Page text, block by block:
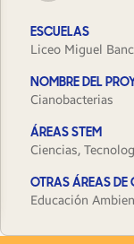
ESCUELAS
Liceo Miguel
NOMBRE DEL
Cianobacterias
ÁREAS STEM
Ciencias,
OTRAS ÁREAS
Educación